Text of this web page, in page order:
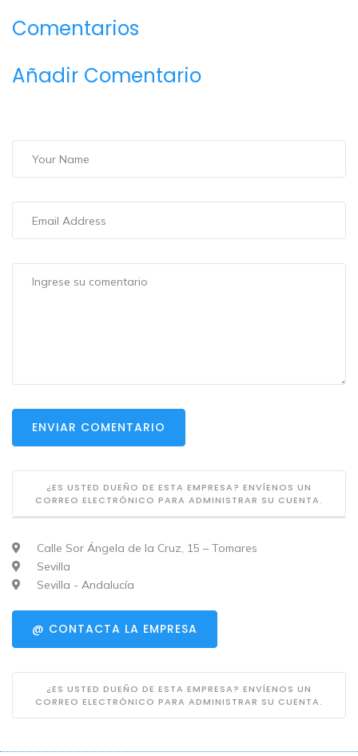
Comentarios
Añadir Comentario
ENVIAR COMENTARIO
¿ES USTED DUEÑO DE ESTA EMPRESA? ENVÍENOS UN
CORREO ELECTRÓNICO PARA ADMINISTRAR SU CUENTA.
Calle Sor Ángela de la Cruz, 15 – Tomares
Sevilla
Sevilla - Andalucía
@ CONTACTA LA EMPRESA
¿ES USTED DUEÑO DE ESTA EMPRESA? ENVÍENOS UN
CORREO ELECTRÓNICO PARA ADMINISTRAR SU CUENTA.